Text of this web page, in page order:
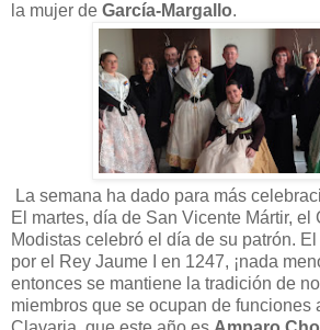
la mujer de García-Margallo.
La semana ha dado para más
El martes, día de San Vicente Mártir, el
Modistas celebró el día de su patrón.
por el Rey Jaume I en 1247, ¡nada
entonces se mantiene la tradición de
miembros que se ocupan de funciones